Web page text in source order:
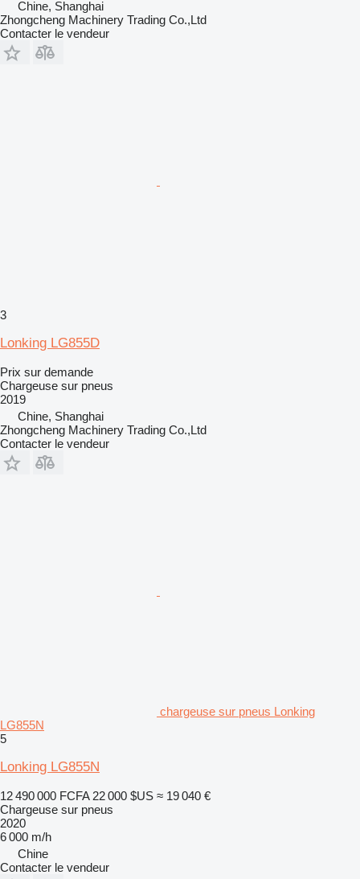
Chine, Shanghai
Zhongcheng Machinery Trading Co.,Ltd
Contacter le vendeur
3
Lonking LG855D
Prix sur demande
Chargeuse sur pneus
2019
Chine, Shanghai
Zhongcheng Machinery Trading Co.,Ltd
Contacter le vendeur
chargeuse sur pneus Lonking
LG855N
5
Lonking LG855N
12 490 000 FCFA 22 000 $US ≈ 19 040 €
Chargeuse sur pneus
2020
6 000 m/h
Chine
Contacter le vendeur